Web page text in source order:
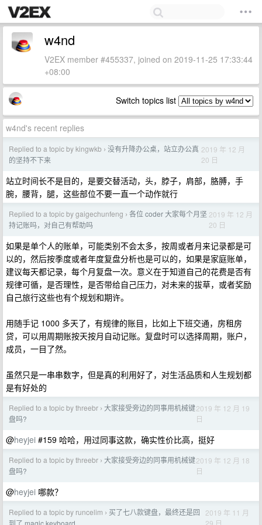
w4nd
V2EX member #455337, joined on 2019-11-25 17:33:44
+08:00
Switch topics list
w4nd's recent replies
Replied to a topic by kingwkb › 没有升降办公桌，站立办公真
的坚持不下来
2019 年 12 月
20 日
站立时间长不是目的，是要交替活动，头，脖子，肩部，胳膊，手
腕，腰背，腿，这些部位不要一直一个动作就行
Replied to a topic by gaigechunfeng › 各位 coder 大家每个月坚
持记账吗，对自己有帮助吗
2019 年 12 月
20 日
如果是单个人的账单，可能类别不会太多，按周或者月来记录都是可
以的，然后按季度或者年度复盘分析也是可以的，如果是家庭账单，
建议每天都记录，每个月复盘一次。意义在于知道自己的花费是否有
规律可循，是否理性，是否带给自己压力，对未来的拔草，或者奖励
自己旅行这些也有个规划和期许。
用随手记 1000 多天了，有规律的账目，比如上下班交通，房租房
贷，可以用周期账按天按月自动记账。复盘时可以选择周期，账户，
成员，一目了然。
虽然只是一串串数字，但是真的利用好了，对生活品质和人生规划都
是有好处的
Replied to a topic by threebr › 大家接受旁边的同事用机械键
盘吗?
2019 年 12 月 19
日
@heyjei #159 哈哈，用过同事这款，确实性价比高，挺好
Replied to a topic by threebr › 大家接受旁边的同事用机械键
盘吗?
2019 年 12 月 18
日
@heyjei 哪款？
Replied to a topic by runcelim › 买了七八款键盘，最终还是回
到了 magic keyboard
2019 年 11 月
29 日